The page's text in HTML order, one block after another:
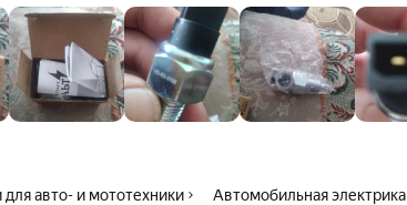
для авто- и мототехники
Автомобильная электрика